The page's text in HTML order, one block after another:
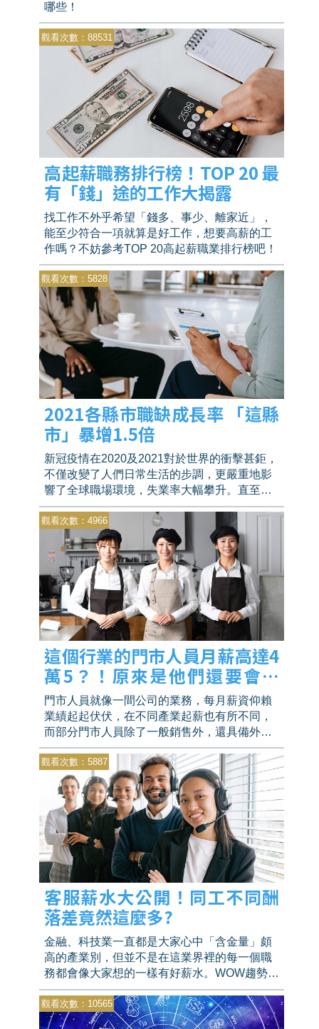
哪些！
觀看次數：88531
高起薪職務排行榜！TOP 20 最
有「錢」途的工作大揭露
找工作不外乎希望「錢多、事少、離家近」，
能至少符合一項就算是好工作，想要高薪的工
作嗎？不妨參考TOP 20高起薪職業排行榜吧！
觀看次數：5828
2021各縣市職缺成長率 「這縣
市」暴增1.5倍
新冠疫情在2020及2021對於世界的衝擊甚鉅，
不僅改變了人們日常生活的步調，更嚴重地影
響了全球職場環境，失業率大幅攀升。直至疫
苗逐漸普及後，疫情才稍有趨緩，經濟復甦讓
職缺開始釋出，全台許多縣市的職缺成長率甚
至衝破一倍！
觀看次數：4966
這個行業的門市人員月薪高達4
萬5？！原來是他們還要會這
些！
門市人員就像一間公司的業務，每月薪資仰賴
業績起起伏伏，在不同產業起薪也有所不同，
而部分門市人員除了一般銷售外，還具備外語
及良好的應對能力，讓他們薪資高於平均。
觀看次數：5887
客服薪水大公開！同工不同酬
落差竟然這麼多?
金融、科技業一直都是大家心中「含金量」頗
高的產業別，但並不是在這業界裡的每一個職
務都會像大家想的一樣有好薪水。WOW趨勢根
據1111人力銀行的資料庫更加深入調查，以
「客服」這職務為參照後發現，雖同為客服，
但以科技業的客服來說，是需要額外專業能力
觀看次數：10565